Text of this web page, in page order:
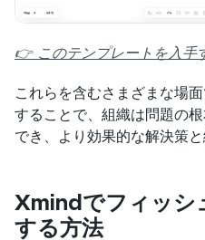
👉 このテンプレートを入手
これらを含むさまざまな場
することで、組織は問題の
でき、より効果的な解決策
Xmindでフィッシ
する方法